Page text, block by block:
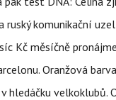
ruský komunikační
Kč měsíčně
Oranžová
hledáčku